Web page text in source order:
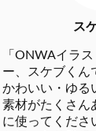
ス
「ONWAイラ
ー、スケブくん
かわいい・ゆる
素材がたくさん
に使ってくださ